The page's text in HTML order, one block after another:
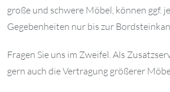
große und schwere Möbel, können ggf.
Gegebenheiten nur bis zur
Fragen Sie uns im Zweifel. Als
gern auch die Vertragung größerer